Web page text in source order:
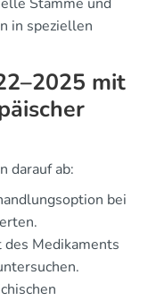
in speziellen
mit
darauf ab:
bei
Medikaments